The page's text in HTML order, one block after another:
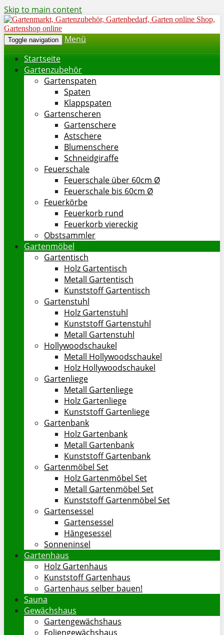
Skip to main content
Toggle navigation
Menü
Startseite
Gartenzubehör
Gartenspaten
Spaten
Klappspaten
Gartenscheren
Gartenschere
Astschere
Blumenschere
Schneidgiraffe
Feuerschale
Feuerschale über 60cm Ø
Feuerschale bis 60cm Ø
Feuerkörbe
Feuerkorb rund
Feuerkorb viereckig
Obstsammler
Gartenmöbel
Gartentisch
Holz Gartentisch
Metall Gartentisch
Kunststoff Gartentisch
Gartenstuhl
Holz Gartenstuhl
Kunststoff Gartenstuhl
Metall Gartenstuhl
Hollywoodschaukel
Metall Hollywoodschaukel
Holz Hollywoodschaukel
Gartenliege
Metall Gartenliege
Holz Gartenliege
Kunststoff Gartenliege
Gartenbank
Holz Gartenbank
Metall Gartenbank
Kunststoff Gartenbank
Gartenmöbel Set
Holz Gartenmöbel Set
Metall Gartenmöbel Set
Kunststoff Gartenmöbel Set
Gartensessel
Gartensessel
Hängesessel
Sonneninsel
Gartenhaus
Holz Gartenhaus
Kunststoff Gartenhaus
Gartenhaus selber bauen!
Sauna
Gewächshaus
Gartengewächshaus
Foliengewächshaus